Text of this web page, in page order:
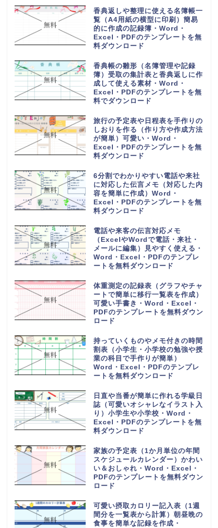
香典返しや整理に使える名簿帳一
覧（A4用紙の横型に印刷）簡易
的に作成の記録簿・Word・
Excel・PDFのテンプレートを無
料ダウンロード
香典帳の雛形（名簿管理や記録
簿）受取の集計表と香典返しに作
成して使える素材・Word・
Excel・PDFのテンプレートを無
料でダウンロード
旅行の予定表や日程表を手作りの
しおりを作る（作り方や作成方法
が簡単）可愛い・Word・
Excel・PDFのテンプレートを無
料ダウンロード
6分割でわかりやすい電話や来社
に対応した伝言メモ（対応した内
容を簡単に作成）Word・
Excel・PDFのテンプレートを無
料ダウンロード
電話や来客の伝言対応メモ
（ExcelやWordで電話・来社・
メールに編集）見やすく使える・
Word・Excel・PDFのテンプレ
ートを無料ダウンロード
体重測定の記録表（グラフやチャ
ートで簡単に移行一覧表を作成）
可愛い手書き・Word・Excel・
PDFのテンプレートを無料ダウン
ロード
持っていくものやメモ付きの時間
割表（小学生・小学校の勉強や授
業の科目で手作りが簡単）
Word・Excel・PDFのテンプレ
ートを無料ダウンロード
日直や当番が簡単に作れる学級日
誌（可愛いオシャレなイラスト入
り）小学生や小学校・Word・
Excel・PDFのテンプレートを無
料ダウンロード
家族の予定表（1か月単位の年間
スケジュールカレンダー）かわい
い＆おしゃれ・Word・Excel・
PDFのテンプレートを無料ダウン
ロード
可愛い摂取カロリー記入表（1週
間分を一覧表から計算）朝昼晩の
食事を簡単な記録を作成・